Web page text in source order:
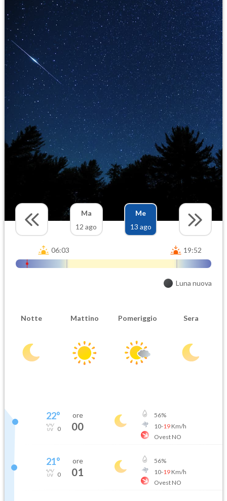
Ma
12 ago
Me
13 ago
06:03 19:52
Luna nuova
Notte Mattino Pomeriggio Sera
22°
0
ore
00
56%
10-19Km/h
Ovest NO
21°
0
ore
01
56%
10-19Km/h
Ovest NO